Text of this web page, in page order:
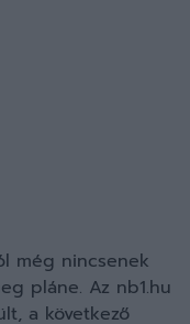
még nincsenek
pláne. Az nb1.hu
a következő